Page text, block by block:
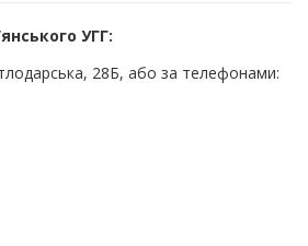
УГГ:
28Б, або за телефонами: